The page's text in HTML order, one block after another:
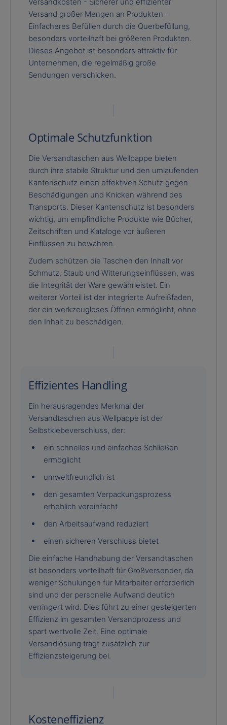
Versandkosten - Sicherer und effizienter
Versand großer Mengen an Produkten -
Einfacheres Befüllen durch die Querbefüllung,
besonders vorteilhaft bei größeren Produkten.
Dieses Angebot ist besonders attraktiv für
Unternehmen, die regelmäßig große
Sendungen verschicken.
Optimale Schutzfunktion
Die Versandtaschen aus Wellpappe bieten
durch ihre stabile Struktur und den umlaufenden
Kantenschutz einen effektiven Schutz gegen
Beschädigungen und Knicken während des
Transports. Dieser Kantenschutz ist besonders
wichtig, um empfindliche Produkte wie Bücher,
Zeitschriften und Kataloge vor äußeren
Einflüssen zu bewahren.
Zudem schützen die Taschen den Inhalt vor
Schmutz, Staub und Witterungseinflüssen, was
die Integrität der Ware gewährleistet. Ein
weiterer Vorteil ist der integrierte Aufreißfaden,
der ein werkzeugloses Öffnen ermöglicht, ohne
den Inhalt zu beschädigen.
Effizientes Handling
Ein herausragendes Merkmal der
Versandtaschen aus Wellpappe ist der
Selbstklebeverschluss, der:
ein schnelles und einfaches Schließen
ermöglicht
umweltfreundlich ist
den gesamten Verpackungsprozess
erheblich vereinfacht
den Arbeitsaufwand reduziert
einen sicheren Verschluss bietet
Die einfache Handhabung der Versandtaschen
ist besonders vorteilhaft für Großversender, da
weniger Schulungen für Mitarbeiter erforderlich
sind und der personelle Aufwand deutlich
verringert wird. Dies führt zu einer gesteigerten
Effizienz im gesamten Versandprozess und
spart wertvolle Zeit. Eine optimale
Versandlösung trägt zusätzlich zur
Effizienzsteigerung bei.
Kosteneffizienz